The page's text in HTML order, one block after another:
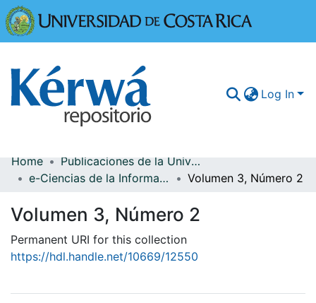
Log In
Communities & Collections
Statistics
Home
Publicaciones de la Universidad de Costa Rica
e-Ciencias de la Información
Volumen 3, Número 2
Volumen 3, Número 2
Permanent URI for this collection
https://hdl.handle.net/10669/12550